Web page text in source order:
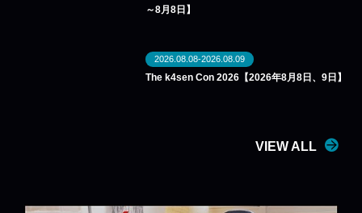
～8月8日】
2026.08.08-2026.08.09
The k4sen Con 2026【2026年8月8日、9日】
VIEW ALL